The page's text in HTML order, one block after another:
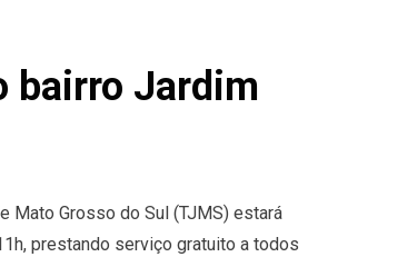
bairro Jardim
Mato Grosso do Sul (TJMS) estará
prestando serviço gratuito a todos